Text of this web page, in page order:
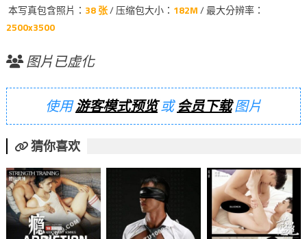
本写真包含照片： 38 张/ 压缩包大小： 182M/ 最大分辨率：
2500x3500
图片已虚化
使用游客模式预览或会员下载图片
猜你喜欢